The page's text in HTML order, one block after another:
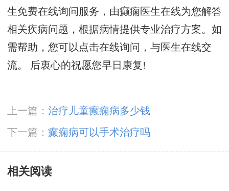
生免费在线询问服务，由癫痫医生在线为您解答
相关疾病问题，根据病情提供专业治疗方案。如
需帮助，您可以点击在线询问，与医生在线交
流。 后衷心的祝愿您早日康复!
上一篇： 治疗儿童癫痫病多少钱
下一篇： 癫痫病可以手术治疗吗
相关阅读